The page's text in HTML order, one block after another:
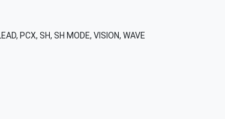
PCX, SH, SH MODE, VISION, WAVE